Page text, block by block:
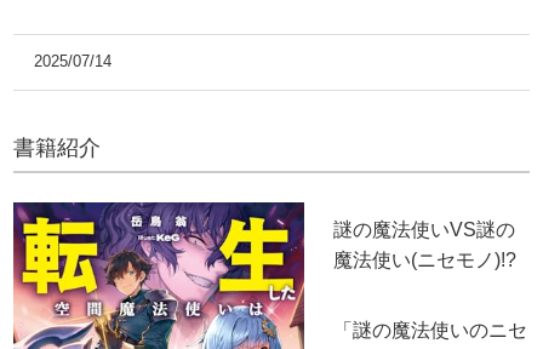
2025/07/14
書籍紹介
謎の魔法使いVS謎の
魔法使い(ニセモノ)!?
「謎の魔法使いのニセ